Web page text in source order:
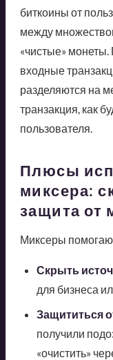
биткоины от
между
«чистые» монеты.
входные
разделяются на
транзакция, как
пользователя.
Плюсы
миксера:
защита от
Миксеры
Скрыть
для бизнеса
Защититься
получили
«очистить»